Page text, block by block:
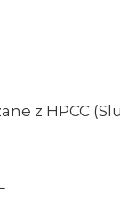
z HPCC